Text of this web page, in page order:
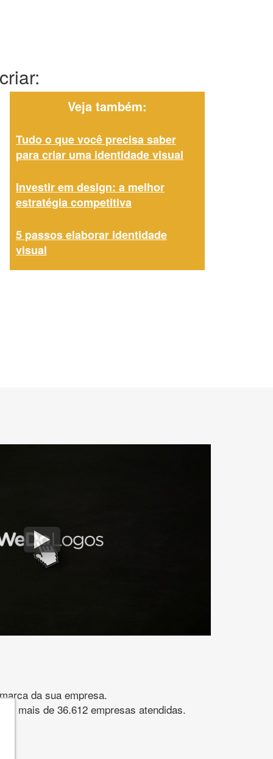
Veja também:
Tudo o que você precisa saber
para criar uma identidade visual
Investir em design: a melhor
estratégia competitiva
5 passos elaborar identidade
visual
da sua empresa.
mais de 36.612 empresas atendidas.